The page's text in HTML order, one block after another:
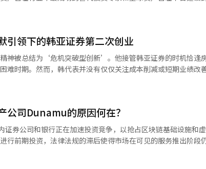
付连接，并将其延伸至代币证券和资本市场的创新。韩国型韩
政策当局的角色也至关重要。首先，必须建立明确的监管体系。
化产业如果各自独立运作，将难以产生协同效应。第三，需要
国债、公司债和内容IP都能实现代币化，韩国资本市场的结构将
在亚洲市场，需要扩大基于韩元的数字支付网络的战略。最终，
韩元将不再是小型非储备货币，而有可能演变为亚洲数字经济
编辑者审核。※ 本报道经人工智能（AI）系统翻译与编辑。
：“市场环境在不断变化，但证券结算所
到在我投资的酒店住宿、在我投资的地方消费，并与其他投资者
系统。”※ 本报道经人工智能（AI）系统翻译与编辑。
收购，并非简单的海外扩展，而是结合保险、银行和数字金融的
越国界的。因此，金融也必须跨越国界。他选择了突破韩国保
和数字资产 最近，金融界最大的变化是数字资产的制度化。比
产视为投资资产，而非投机商品。 金东元社长是国内金融界较
表现出兴趣，还持续关注STO、RWA、Web3生态系统和区块
的构建。金东元所设想的未来金融很简单。股票也将代币化，
时代即将到来。在这样的变革中，汉华金融希望不仅仅是一家保
在。数字资产市场仍然面临较大的监管不确定性，区块链行业
定性中寻找机会的行为。金东元社长更看重未来金融的可能性
元社长的形象存在分歧。一方面，有人首先关注他的三代继承
全球业务的管理者。重要的是未来的成果。目前为止，都是投资
限制因素，因为在不调整资本市场法和信托制度的情况下，利用
难以建立独立的盈利模式，”并表示“与传统证券公司可以选择
决定是否推进。相比之下，初创企业在金融服务初期曾是领先
示：“最终，代币证券市场的成长性在于
产，”并指出：“如果不通过制度改进来扩大发行生态系统，使
，负责代币证券（STO）、实物基础代币化资产（RWA）及全
司也未能轻易尝试的研究中心内新设了“数字资产研究团队”，
是新设了将传统证券业务（投资银行和零售）与新数字资产业务
“兼任”的方式。实际负责该业务的工作人员仅有两人。 A证券公司
不同，小型公司没有能力将专业人才投入到当下无法带来收益
将显现得更加明显。资本实力雄厚的大型公司在法案停滞期间仍
出。 证券行业相关人士表示：“大型公司有余力
，而中小型公司则面临困难。最终，即使制度化开始，大型公
。”※ 本报道经人工智能（AI）系统翻译与编辑。
拓了海外房地产和基础设施投资市场，最近还将ETF、养老金
个打开新市场大门的公司。国内首个共同基金、首个海外基金、
标日期基金等众多创新的起点都与未来资产有关，而崔昌勋正
产管理公司，担任房地产投资部门负责人以来，近20年来一直
融企业家的原因不仅在于他获得了良好的投资收益，更在于他选
司投资海外房地产的概念仍然非常陌生。大多数金融公司专注
海外房地产公开基金，并投资于美国办公楼、亚马逊物流中心
资决策，更是金融企业家精神的典范。 企业家关注的不是现在
是在尚未验证的领域中发现新的机会。崔昌勋正是这样的金融
现投资机会。他的哲学是，资产管理公司的存在理由在于发现
国民资产增值的手段。 崔昌勋的领导力之所以特别，不仅在于
引领下的韩亚证券第二次创业
神被总结为‘危机突破型创新’。他接管韩亚证券的时机恰逢
难时期。然而，韩代表并没有仅仅关注成本削减或短期业绩改
项目融资为中心的收益结构转变为以投资银行（IB）、资产管理
司转变为盈利的领导力韩胜默代表于2023年接管韩亚证券时，
证券行业受到冲击，韩亚证券也面临着大规模的准备金负担和
元的营业损失和2889亿韩元的净损失，面临自创立以来最困
然而，韩代表选择了不同的道路。他将问题的根源归结为经济低
依赖度过高，而企业金融、资产管理和零售部门的竞争力相对较
公司Dunamu的原因何在？
证券公司和银行正在加速投资竞争，以抢占区块链基础设施和
行前期投资，法律法规的滞后使得市场在可见的服务推出阶段